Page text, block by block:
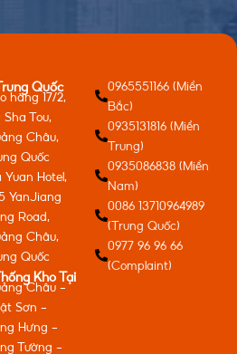
Quốc
hàng 17/2,
Sha Tou,
Châu,
Quốc
Yuan Hotel,
YanJiang
Road,
Châu,
Quốc
Kho Tại
Châu -
Sơn -
Hưng -
Tường -
0965551166 (Miền
Bắc)
0935131816 (Miền
Trung)
0935086838 (Miền
Nam)
0086 13710964989
(Trung Quốc)
0977 96 96 66
(Complaint)